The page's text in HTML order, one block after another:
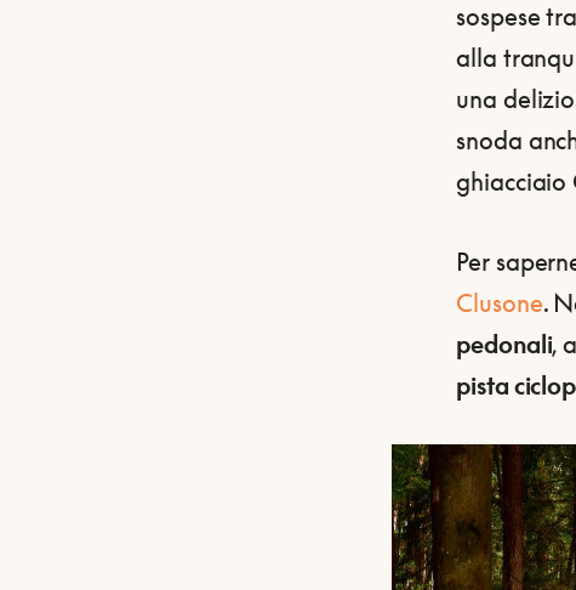
sospese
alla
una
snoda
ghiacciaio
Per
Clusone.
pedonali,
pista